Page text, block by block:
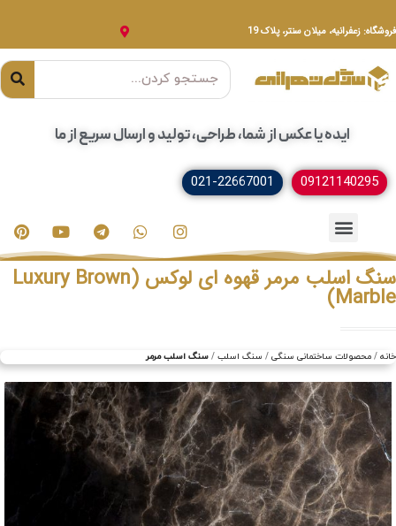
فروشگاه: زعفرانیه، میلان سنتر، پلاک 19
ایده یا عکس از شما، طراحی، تولید و ارسال سریع از ما
09121140295
021-22667001
سنگ اسلب مرمر قهوه ای لوکس (Luxury Brown
Marble)
خانه محصولات ساختمانی سنگی سنگ اسلب سنگ اسلب مرمر